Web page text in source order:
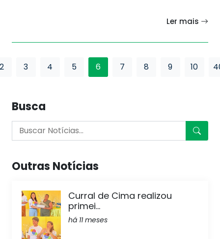
Ler mais
2 3 4 5 6 7 8 9 10
Busca
Outras Notícias
Curral de Cima realizou
primei...
há 11 meses